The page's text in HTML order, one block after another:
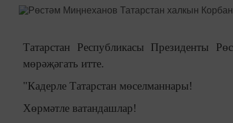
Татарстан Республикасы Президенты
мөрәҗәгать итте.
"Кадерле Татарстан мөселманнары!
Хөрмәтле ватандашлар!